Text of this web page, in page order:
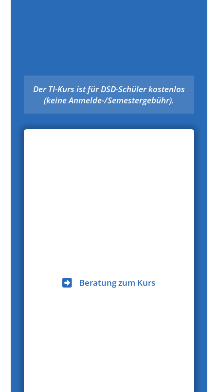
Der TI-Kurs ist für DSD-Schüler kostenlos
(keine Anmelde-/Semestergebühr).
Beratung zum Kurs